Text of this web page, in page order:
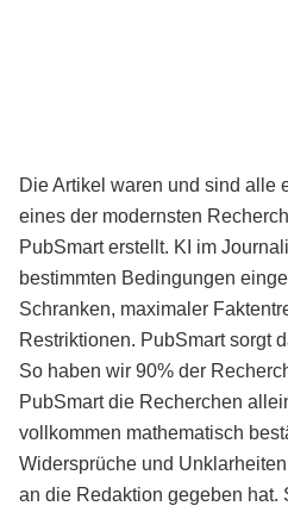
Die Artikel waren und sind alle
eines der modernsten
PubSmart erstellt. KI im
bestimmten Bedingungen
Schranken, maximaler
Restriktionen. PubSmart sorgt
So haben wir 90% der
PubSmart die Recherchen
vollkommen mathematisch
Widersprüche und
an die Redaktion gegeben hat.